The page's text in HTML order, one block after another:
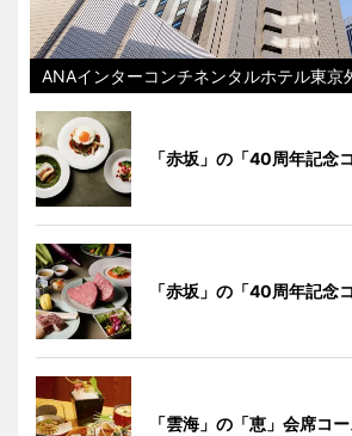
ANAインターコンチネンタルホテル東京
「赤坂」の「40周年記念
「赤坂」の「40周年記念
「雲海」の「恵」会席コ